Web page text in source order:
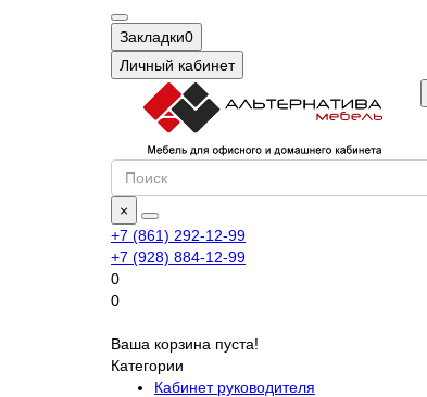
Закладки0
Личный кабинет
×
+7 (861) 292-12-99
+7 (928) 884-12-99
0
0
Ваша корзина пуста!
Категории
Кабинет руководителя